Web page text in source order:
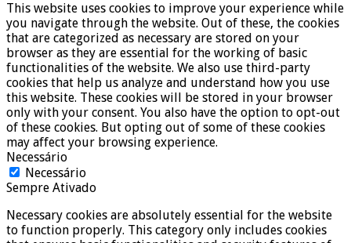
This website uses cookies to improve your experience while
you navigate through the website. Out of these, the cookies
that are categorized as necessary are stored on your
browser as they are essential for the working of basic
functionalities of the website. We also use third-party
cookies that help us analyze and understand how you use
this website. These cookies will be stored in your browser
only with your consent. You also have the option to opt-out
of these cookies. But opting out of some of these cookies
may affect your browsing experience.
Necessário
Necessário
Sempre Ativado
Necessary cookies are absolutely essential for the website
to function properly. This category only includes cookies